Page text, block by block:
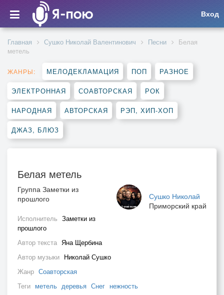
Вход
Главная Сушко Николай Валентинович Песни
Белая
метель
ЖАНРЫ: МЕЛОДЕКЛАМАЦИЯ ПОП РАЗНОЕ
ЭЛЕКТРОННАЯ СОАВТОРСКАЯ РОК
НАРОДНАЯ АВТОРСКАЯ РЭП, ХИП-ХОП
ДЖАЗ, БЛЮЗ
Белая метель
Сушко Николай
Приморский край
Группа Заметки из
прошлого
Исполнитель Заметки из
прошлого
Автор текста Яна Щербина
Автор музыки Николай Сушко
Жанр Соавторская
Теги метель деревья Снег нежность